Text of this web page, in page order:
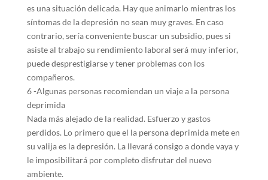
es una situación delicada. Hay que animarlo mientras los
síntomas de la depresión no sean muy graves. En caso
contrario, sería conveniente buscar un subsidio, pues si
asiste al trabajo su rendimiento laboral será muy inferior,
puede desprestigiarse y tener problemas con los
compañeros.
6 -Algunas personas recomiendan un viaje a la persona
deprimida
Nada más alejado de la realidad. Esfuerzo y gastos
perdidos. Lo primero que el la persona deprimida mete en
su valija es la depresión. La llevará consigo a donde vaya y
le imposibilitará por completo disfrutar del nuevo
ambiente.